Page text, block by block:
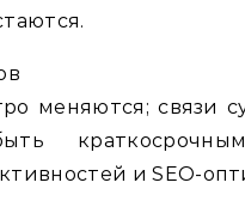
меняются; связи
и SEO-